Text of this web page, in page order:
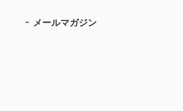
メールマガジン